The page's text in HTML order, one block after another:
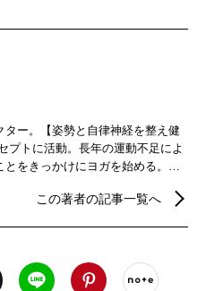
ター。【姿勢と自律神経を整え健
プトに活動。長年の運動不足によ
とをきっかけにヨガを始める。ヨ
れ、インストラクターの資格取得
この著者の記事一覧へ
X（旧twitter）
LINE Pinterest